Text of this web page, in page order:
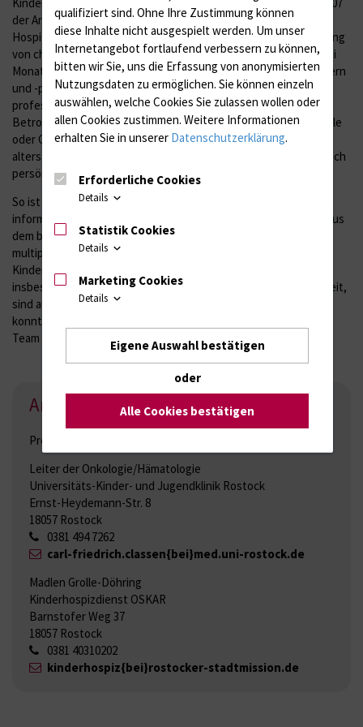
der Arbeitskreis "Mike Möwenherz" zur Palliativmedizin und
Hospizbegleitung sowie interdisziplinären ambulanten Betreuung
von chronisch kranken Kindern und Jugendlichen. Etwa alle zwei
Monate treffen sich hier Ärztinnen und Ärzte, Krankenschwestern
und -pfleger, PsychologInnen, SeelsorgerInnen, viele weitere
professionelle Therapeuten, aber auch Ehrenamtliche und
Betroffene aus ganz Mecklenburg-Vorpommern, um aktuelle Fälle
oder Grundsatzthemen zu diskutieren, wie Schmerztherapie,
altersabhängige Krankheitsverarbeitung, Trauerphasen oder auch
persönliche Erfahrungsberichte.
So ist ein Netzwerk von engagierten, kompetenten und
informierten Teilnehmern im ganzen Bundesland entstanden, aus
dem bei Bedarf für jeden einzelnen Fall kurzfristig ein
multiprofessionelles Team zur Betreuung der schwerstkranken
Kinder vor Ort rekrutiert werden kann. Weitere Initiativen,
insbesondere zur ehrenamtlichen ambulanten Kinderhospizarbeit,
sind aus diesem Arbeitskreis hervorgegangen und schließlich
konnte sich im Mai 2014 aus dem Arbeitskreis heraus das SAPV-
Team "Mike Möwenherz" gründen.
Ansprechpartner
Prof. Dr. med. Carl Friedrich Classen
Leiter der Onkologie/Hämatologie
Universitäts-Kinder- und Jugendklinik Rostock
Ernst-Heydemann-Str. 8
18057 Rostock
0381 494 7262
carl-friedrich.classen{bei}med.uni-rostock.de
Madlen Grolle-Döhring
Kinderhospizdienst OSKAR
Barnstofer Weg 37
18057 Rostock
0381 40310202
kinderhospiz{bei}rostocker-stadtmission.de
qualifiziert sind. Ohne Ihre Zustimmung können
diese Inhalte nicht ausgespielt werden. Um unser
Internetangebot fortlaufend verbessern zu können,
bitten wir Sie, uns die Erfassung von anonymisierten
Nutzungsdaten zu ermöglichen. Sie können einzeln
auswählen, welche Cookies Sie zulassen wollen oder
allen Cookies zustimmen. Weitere Informationen
erhalten Sie in unserer Datenschutzerklärung.
Erforderliche Cookies
Details
Statistik Cookies
Details
Marketing Cookies
Details
Eigene Auswahl bestätigen
oder
Alle Cookies bestätigen